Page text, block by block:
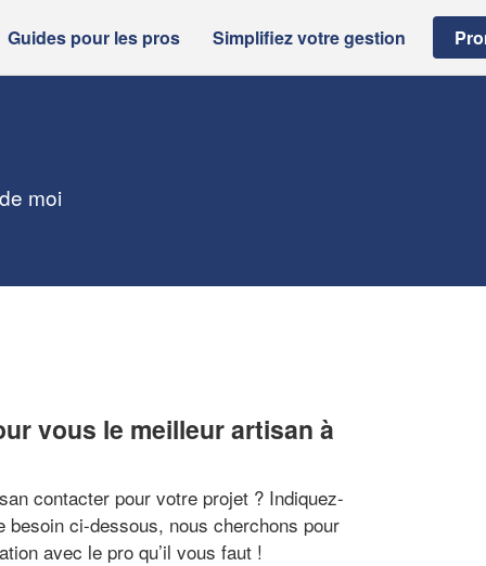
Guides pour les pros Simplifiez votre gestion
moi
vous le meilleur artisan à
contacter pour votre projet ? Indiquez-
besoin ci-dessous, nous cherchons pour
avec le pro qu’il vous faut !